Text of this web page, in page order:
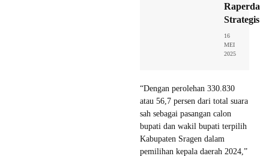
Raperda
Strategis
16
MEI
2025
“Dengan perolehan 330.830
atau 56,7 persen dari total suara
sah sebagai pasangan calon
bupati dan wakil bupati terpilih
Kabupaten Sragen dalam
pemilihan kepala daerah 2024,”